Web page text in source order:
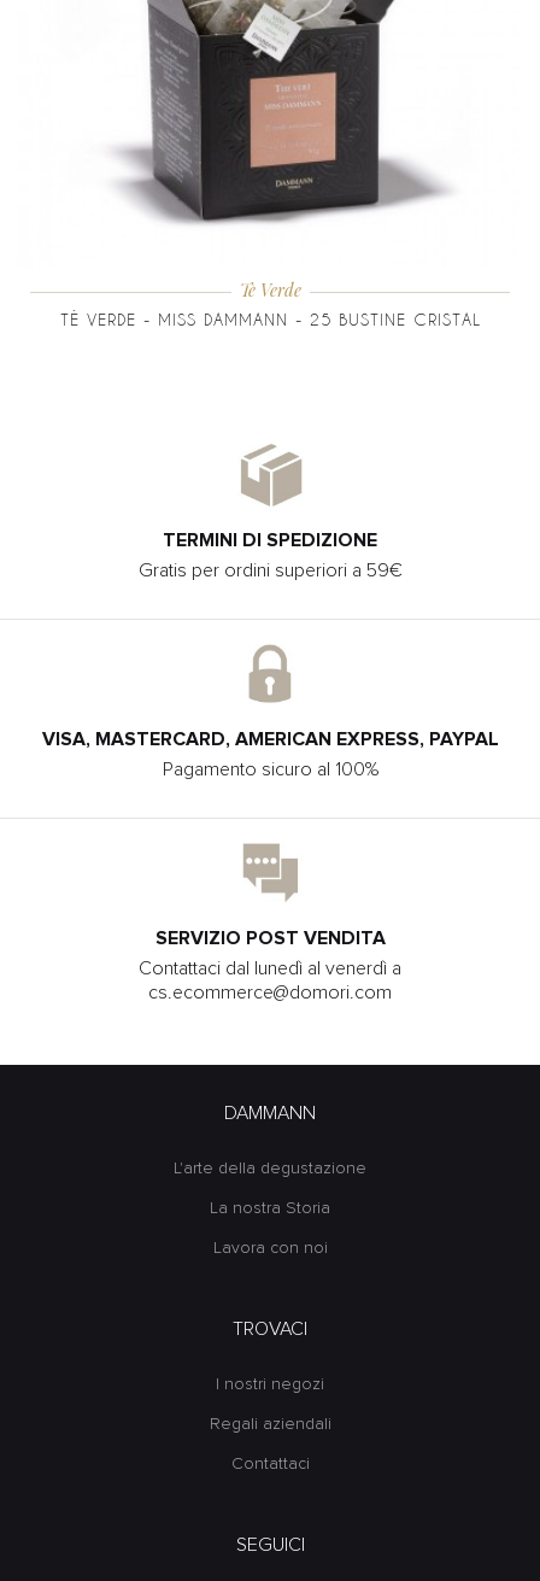
Tè Verde
TÈ VERDE - MISS DAMMANN - 25 BUSTINE CRISTAL
TERMINI DI SPEDIZIONE
Gratis per ordini superiori a 59€
VISA, MASTERCARD, AMERICAN EXPRESS, PAYPAL
Pagamento sicuro al 100%
SERVIZIO POST VENDITA
Contattaci dal lunedì al venerdì a
cs.ecommerce@domori.com
DAMMANN
L'arte della degustazione
La nostra Storia
Lavora con noi
TROVACI
I nostri negozi
Regali aziendali
Contattaci
SEGUICI